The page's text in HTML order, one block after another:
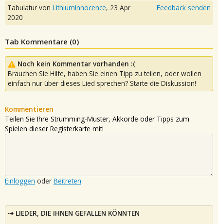
Tabulatur von LithiumInnocence, 23 Apr
2020
Feedback senden
Tab Kommentare (0)
Noch kein Kommentar vorhanden :(
Brauchen Sie Hilfe, haben Sie einen Tipp zu teilen, oder wollen
einfach nur über dieses Lied sprechen? Starte die Diskussion!
Kommentieren
Teilen Sie Ihre Strumming-Muster, Akkorde oder Tipps zum
Spielen dieser Registerkarte mit!
Einloggen oder Beitreten
LIEDER, DIE IHNEN GEFALLEN KÖNNTEN